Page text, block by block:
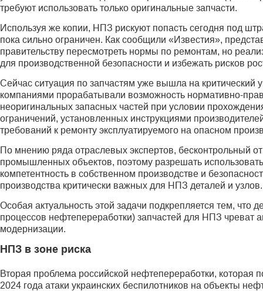
требуют использовать только оригинальные запчасти.
Используя же копии, НПЗ рискуют попасть сегодня под
пока сильно ограничен. Как сообщили «Известия»,
правительству пересмотреть нормы по ремонтам, но
для производственной безопасности и избежать рисков
Сейчас ситуация по запчастям уже вышла на
компаниями прорабатывали возможность нормативно-
неоригинальных запасных частей при условии
ограничений, установленных инструкциями
требований к ремонту эксплуатируемого на опасном
По мнению ряда отраслевых экспертов, бесконтрольный
промышленных объектов, поэтому разрешать
компетентность в собственном производстве и
производства критически важных для НПЗ деталей и узлов.
Особая актуальность этой задачи подкрепляется тем,
процессов нефтепереработки) запчастей для НПЗ
модернизации.
НПЗ в зоне риска
Вторая проблема российской нефтепереработки,
2024 года атаки украинских беспилотников на объекты